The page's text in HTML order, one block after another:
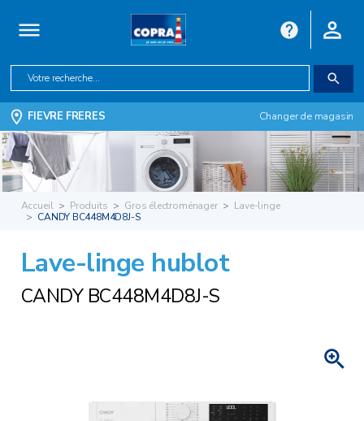
FIEVRE FRERES Changer de magasin
Accueil Produits Gros électroménager
Lave-linge
CANDY BC448M4D8J-S
Lave-linge hublot
CANDY BC448M4D8J-S